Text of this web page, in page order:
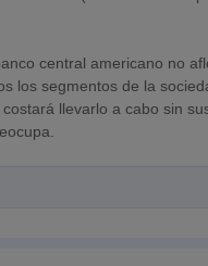
central americano no
los segmentos de la
llevarlo a cabo sin